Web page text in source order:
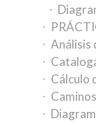
Análisis
Cálculo